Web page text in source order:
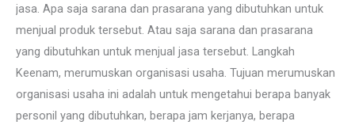
jasa. Apa saja sarana dan prasarana yang dibutuhkan untuk
menjual produk tersebut. Atau saja sarana dan prasarana
yang dibutuhkan untuk menjual jasa tersebut. Langkah
Keenam, merumuskan organisasi usaha. Tujuan merumuskan
organisasi usaha ini adalah untuk mengetahui berapa banyak
personil yang dibutuhkan, berapa jam kerjanya, berapa